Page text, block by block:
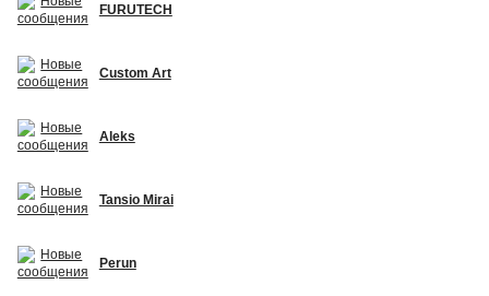
FURUTECH
Custom Art
Aleks
Tansio Mirai
Perun